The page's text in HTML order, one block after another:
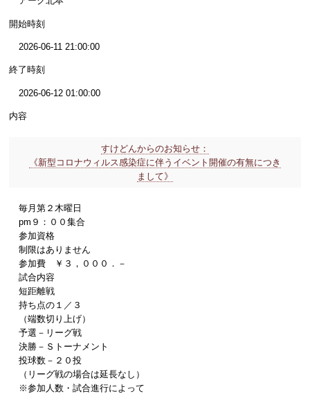
開始時刻
2026-06-11 21:00:00
終了時刻
2026-06-12 01:00:00
内容
すけどんからのお知らせ：
《新型コロナウィルス感染症に伴うイベント開催の有無につき
まして》
毎月第２木曜日
pm９：００集合
参加資格
制限はありません
参加費 ￥３，０００．－
試合内容
短距離戦
持ち点の１／３
（端数切り上げ）
予選－リーグ戦
決勝－Ｓトーナメント
投球数－２０投
（リーグ戦の場合は延長なし）
※参加人数・試合進行によって